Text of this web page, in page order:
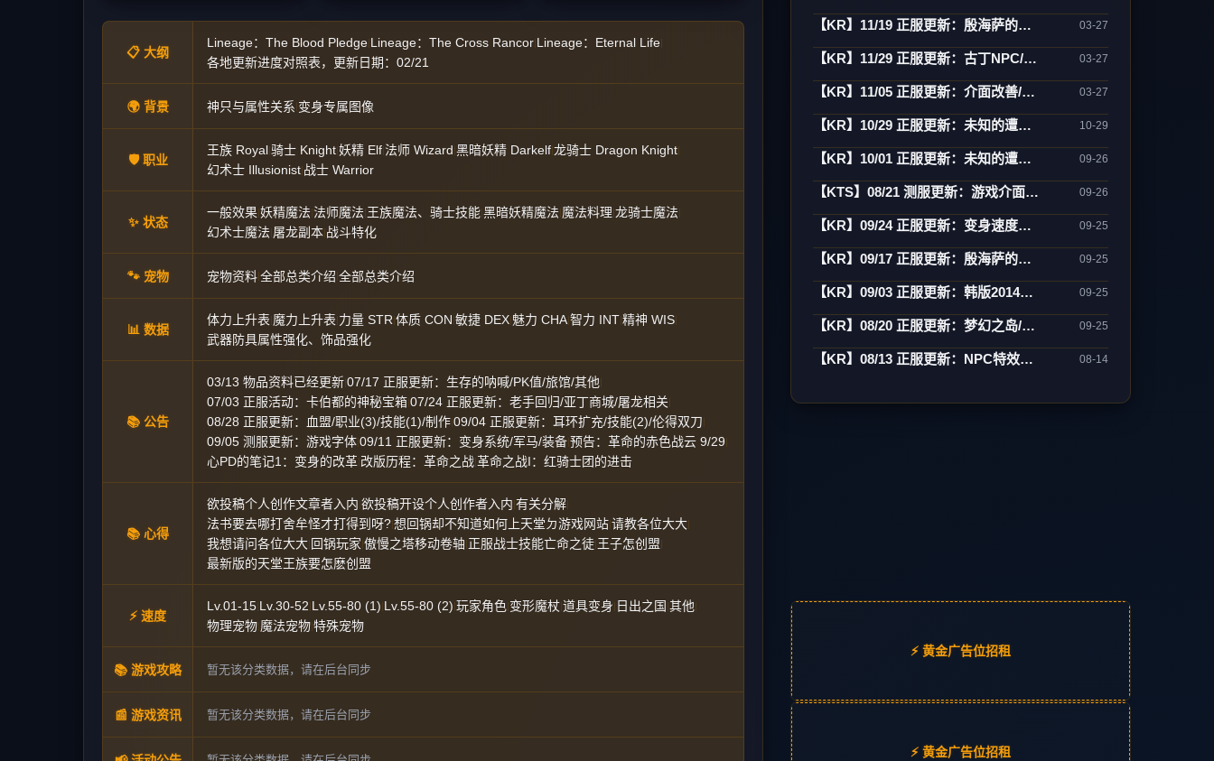
📋 大纲
Lineage：The Blood Pledge|Lineage：The Cross Rancor|Lineage：Eternal Life|
各地更新进度对照表，更新日期：02/21
🌍 背景 神只与属性关系|变身专属图像
🛡️ 职业
王族 Royal|骑士 Knight|妖精 Elf|法师 Wizard|黑暗妖精 Darkelf|龙骑士 Dragon Knight|
幻术士 Illusionist|战士 Warrior
✨ 状态
一般效果|妖精魔法|法师魔法|王族魔法、骑士技能|黑暗妖精魔法|魔法料理|龙骑士魔法|
幻术士魔法|屠龙副本|战斗特化
🐾 宠物 宠物资料|全部总类介绍|全部总类介绍
📊 数据
体力上升表|魔力上升表|力量 STR|体质 CON|敏捷 DEX|魅力 CHA|智力 INT|精神 WIS|
武器防具属性强化、饰品强化
📚 公告
03/13 物品资料已经更新|07/17 正服更新：生存的呐喊/PK值/旅馆/其他|
07/03 正服活动：卡伯都的神秘宝箱|07/24 正服更新：老手回归/亚丁商城/屠龙相关|
08/28 正服更新：血盟/职业(3)/技能(1)/制作|09/04 正服更新：耳环扩充/技能(2)/伦得双刀|
09/05 测服更新：游戏字体|09/11 正服更新：变身系统/军马/装备|预告：革命的赤色战云 9/29|
心PD的笔记1：变身的改革|改版历程：革命之战|革命之战I：红骑士团的进击
📚 心得
欲投稿个人创作文章者入内|欲投稿开设个人创作者入内|有关分解|
法书要去哪打舍牟怪才打得到呀?|想回锅却不知道如何上天堂ㄉ游戏网站|请教各位大大|
我想请问各位大大| 回锅玩家|傲慢之塔移动卷轴|正服战士技能亡命之徒|王子怎创盟|
最新版的天堂王族要怎麽创盟
⚡ 速度
Lv.01-15|Lv.30-52|Lv.55-80 (1)|Lv.55-80 (2)|玩家角色|变形魔杖|道具变身| 日出之国 |其他|
物理宠物|魔法宠物|特殊宠物
📚 游戏攻略 暂无该分类数据，请在后台同步
📰 游戏资讯 暂无该分类数据，请在后台同步
【KR】11/19 正服更新：殷海萨的祝福/地狱废止/制作介面相关 03-27
【KR】11/29 正服更新：古丁NPC/死亡骑士/活动 03-27
【KR】11/05 正服更新：介面改善/欧瑞地区/活动 03-27
【KR】10/29 正服更新：未知的遭遇(3)-傲慢之塔/新武防/活动 10-29
【KR】10/01 正服更新：未知的遭遇(1)-制作/82-85变身/古巨墓/雾月岛 09-26
【KTS】08/21 测服更新：游戏介面翻新(宽萤幕)/强化特效/角色辅助 09-26
【KR】09/24 正服更新：变身速度新增85级 09-25
【KR】09/17 正服更新：殷海萨的祝福(更新) 09-25
【KR】09/03 正服更新：韩版2014中秋活动 09-25
【KR】08/20 正服更新：梦幻之岛/网咖相关 09-25
【KR】08/13 正服更新：NPC特效变更/网咖活动 08-14
⚡ 黄金广告位招租
⚡ 黄金广告位招租